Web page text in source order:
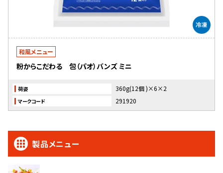
和風メニュー
粉からこだわる 包（パオ）バンズ ミニ
荷姿 360g(12個 )×6×2
マークコード 291920
製品メニュー